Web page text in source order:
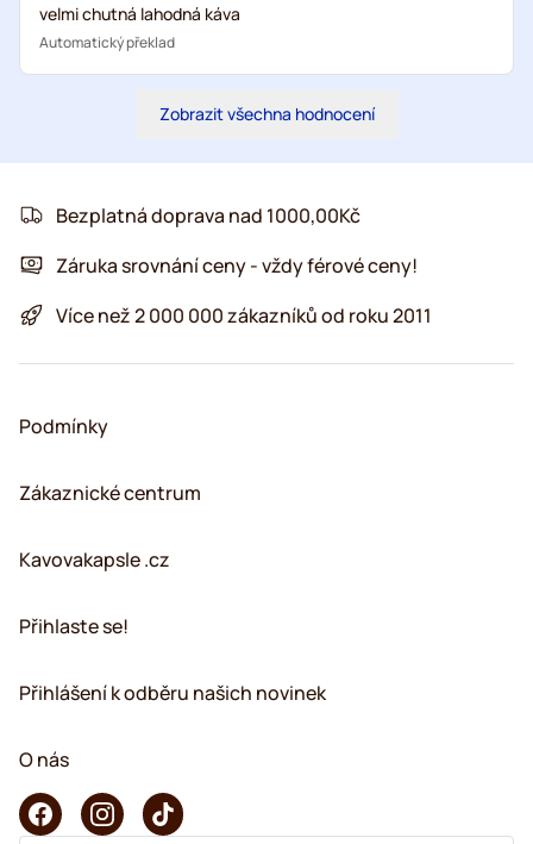
velmi chutná lahodná káva
Automatický překlad
Zobrazit všechna hodnocení
Bezplatná doprava nad 1000,00Kč
Záruka srovnání ceny - vždy férové ceny!
Více než 2 000 000 zákazníků od roku 2011
Podmínky
Zákaznické centrum
Kavovakapsle .cz
Přihlaste se!
Přihlášení k odběru našich novinek
O nás